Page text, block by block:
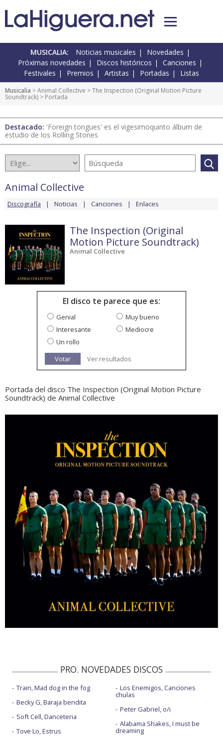
MUSICALIA: Noticias musicales
Novedades
Próximas novedades
Discos históricos
Canciones
Festivales
Premios Artistas Portadas Listas
Musicalia >Animal Collective >The Inspection (Original Motion Picture
Soundtrack) > Portada
Destacado: 'Foreign tongues' es el vigesimoquinto álbum de
estudio de los Rolling Stones
Animal Collective
Discografía Noticias Canciones Enlaces
The Inspection (Original
Motion Picture Soundtrack)
Animal Collective
El disco te parece que es:
Genial
Muy bueno
Interesante
Mediocre
Un rollo
Votar
Ver resultados
Portada del disco The Inspection (Original Motion Picture
Soundtrack) de Animal Collective
PRO. NOVEDADES DISCOS
Train, Mad dog in the fog
Becky G, Baraja bendita
Soft Cell, Danceteria
Tove Lo, Estrus
Los Enemigos, Canciones
chulas
Peter Gabriel, o/i
Alabama Shakes, I must be
dreaming